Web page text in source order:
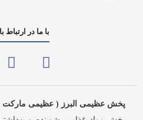
با ما در ارتباط
پخش عظیمی البرز ( عظیمی مارکت